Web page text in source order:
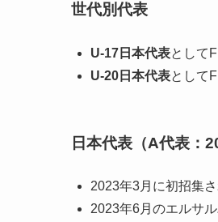
世代別代表
U-17日本代表として
U-20日本代表として
日本代表（A代表：
2023年3月に初招集
2023年6月のエルサ